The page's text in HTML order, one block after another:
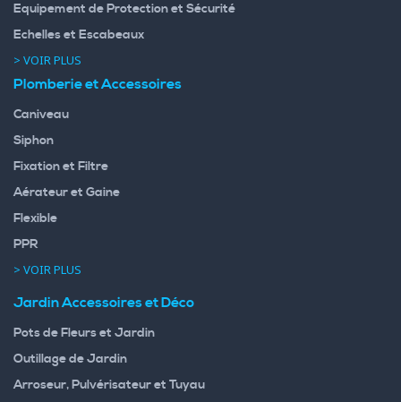
Equipement de Protection et Sécurité
Echelles et Escabeaux
> VOIR PLUS
Plomberie et Accessoires
Caniveau
Siphon
Fixation et Filtre
Aérateur et Gaine
Flexible
PPR
> VOIR PLUS
Jardin Accessoires et Déco
Pots de Fleurs et Jardin
Outillage de Jardin
Arroseur, Pulvérisateur et Tuyau